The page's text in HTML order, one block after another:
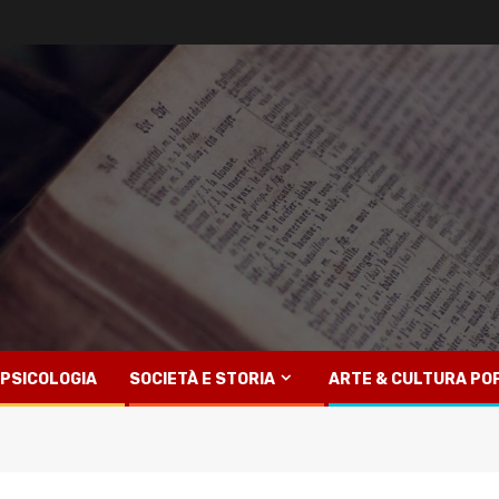
PSICOLOGIA SOCIETÀ E STORIA ARTE & CULTURA